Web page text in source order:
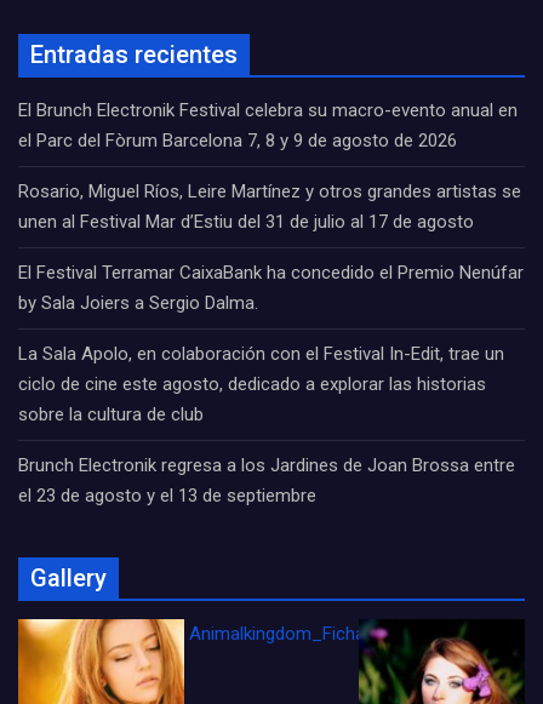
Entradas recientes
El Brunch Electronik Festival celebra su macro-evento anual en
el Parc del Fòrum Barcelona 7, 8 y 9 de agosto de 2026
Rosario, Miguel Ríos, Leire Martínez y otros grandes artistas se
unen al Festival Mar d’Estiu del 31 de julio al 17 de agosto
El Festival Terramar CaixaBank ha concedido el Premio Nenúfar
by Sala Joiers a Sergio Dalma.
La Sala Apolo, en colaboración con el Festival In-Edit, trae un
ciclo de cine este agosto, dedicado a explorar las historias
sobre la cultura de club
Brunch Electronik regresa a los Jardines de Joan Brossa entre
el 23 de agosto y el 13 de septiembre
Gallery
Animalkingdom_FichaCine